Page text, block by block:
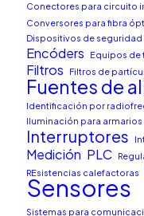
Conectores para circuito
Conversores para fibra
Dispositivos de seguridad
Encóders Equipos de
Filtros Filtros de
Fuentes de
Identificación por
Iluminación para
Interruptores
Medición PLC
REsistencias calefactoras
Sensores
Sistemas para